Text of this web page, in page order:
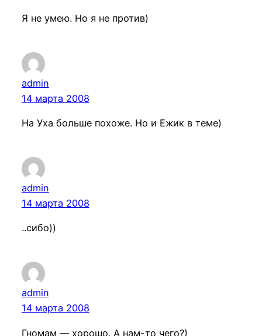
Я не умею. Но я не против)
admin
14 марта 2008
На Уха больше похоже. Но и Ежик в теме)
admin
14 марта 2008
..сибо))
admin
14 марта 2008
Гномам — хорошо. А нам-то чего?)